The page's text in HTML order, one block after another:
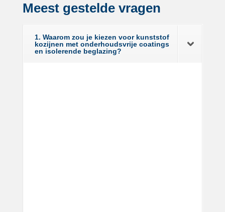
Meest gestelde vragen
1. Waarom zou je kiezen voor kunststof
kozijnen met onderhoudsvrije coatings
en isolerende beglazing?